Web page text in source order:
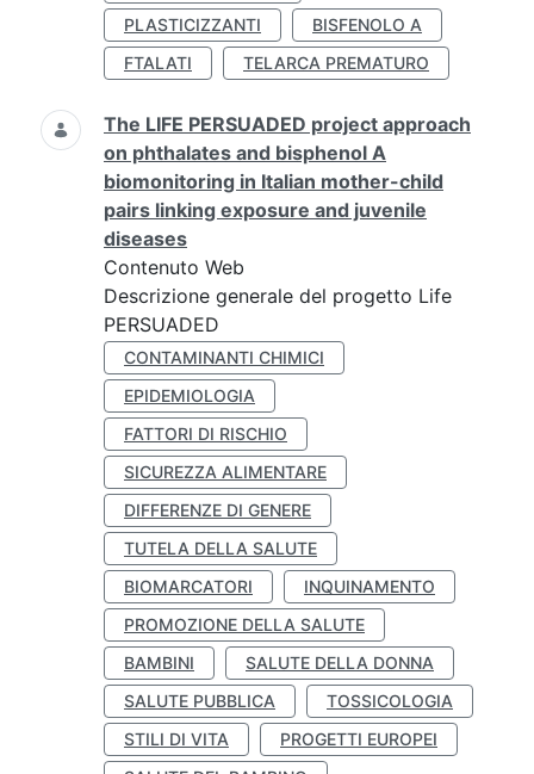
PLASTICIZZANTI
BISFENOLO A
FTALATI
TELARCA PREMATURO
The LIFE PERSUADED project approach
on phthalates and bisphenol A
biomonitoring in Italian mother-child
pairs linking exposure and juvenile
diseases
Contenuto Web
Descrizione generale del progetto Life
PERSUADED
CONTAMINANTI CHIMICI
EPIDEMIOLOGIA
FATTORI DI RISCHIO
SICUREZZA ALIMENTARE
DIFFERENZE DI GENERE
TUTELA DELLA SALUTE
BIOMARCATORI
INQUINAMENTO
PROMOZIONE DELLA SALUTE
BAMBINI
SALUTE DELLA DONNA
SALUTE PUBBLICA
TOSSICOLOGIA
STILI DI VITA
PROGETTI EUROPEI